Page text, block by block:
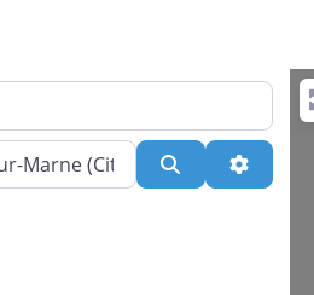
Search